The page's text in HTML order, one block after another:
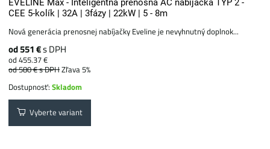
EVELINE Max - Inteligentná prenosná AC nabíjačka TYP 2 -
CEE 5-kolík | 32A | 3fázy | 22kW | 5 - 8m
Nová generácia prenosnej nabíjačky Eveline je nevyhnutný doplnok...
od 551 €s DPH
od 455.37 €
od 580 €s DPHZľava 5%
Dostupnosť:Skladom
Vyberte variant